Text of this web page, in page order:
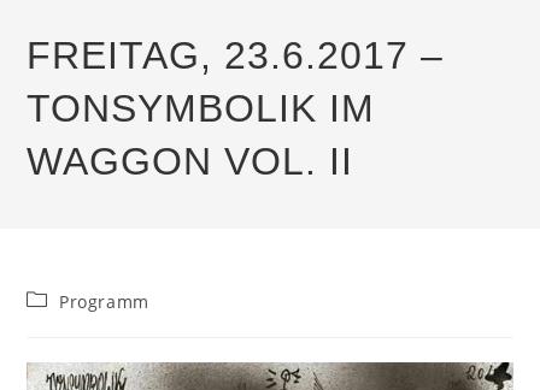
FREITAG, 23.6.2017 –
TONSYMBOLIK IM
WAGGON VOL. II
Beitrags-
Programm